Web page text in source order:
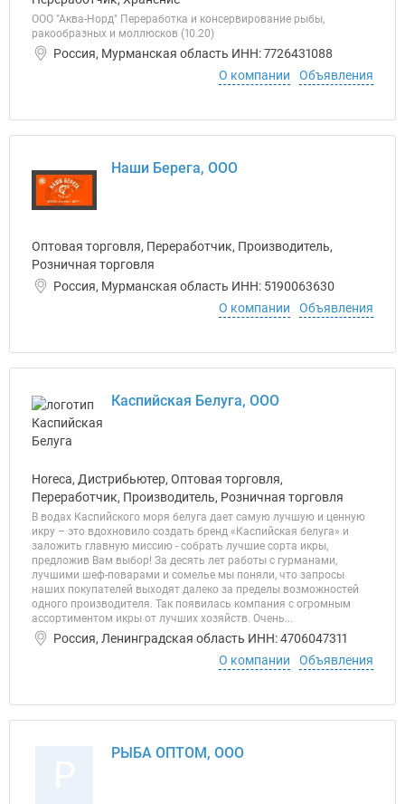
ООО "Аква-Норд" Переработка и консервирование рыбы,
ракообразных и моллюсков (10.20)
Россия, Мурманская область ИНН: 7726431088
О компании
Объявления
Наши Берега, ООО
Оптовая торговля, Переработчик, Производитель,
Розничная торговля
Россия, Мурманская область ИНН: 5190063630
О компании
Объявления
Каспийская Белуга, ООО
Horeca, Дистрибьютер, Оптовая торговля,
Переработчик, Производитель, Розничная торговля
В водах Каспийского моря белуга дает самую лучшую и ценную
икру – это вдохновило создать бренд «Каспийская белуга» и
заложить главную миссию - собрать лучшие сорта икры,
предложив Вам выбор! За десять лет работы с гурманами,
лучшими шеф-поварами и сомелье мы поняли, что запросы
наших покупателей выходят далеко за пределы возможностей
одного производителя. Так появилась компания с огромным
ассортиментом икры от лучших хозяйств. Очень...
Россия, Ленинградская область ИНН: 4706047311
О компании
Объявления
РЫБА ОПТОМ, ООО